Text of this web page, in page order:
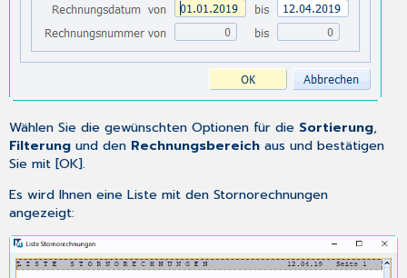
Wählen Sie die gewünschten Optionen für die Sortierung,
Filterung und den Rechnungsbereich aus und bestätigen
Sie mit [OK].
Es wird Ihnen eine Liste mit den Stornorechnungen
angezeigt: